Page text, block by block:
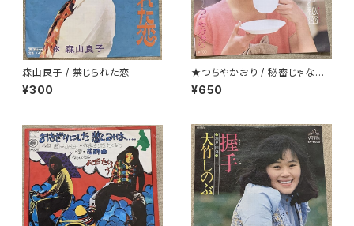
森山良子 / 禁じられた恋
¥300
★つちやかおり / 秘密じゃない
けど秘密
¥650